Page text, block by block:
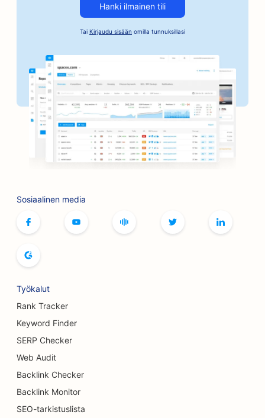
SEO autoteollisuuden yrityksille
SEO leipomoille
SEO parturi-kampaamoille
SEO pankeille
SEO kirjakaupoille
SEO for BBQ Joints
SEO lautapelikahviloille
SEO panimoille
SEO rintojen suurennuspalveluille
SEO hampurilaisautoille
SEO Kakkukaupoille
SEO autokauppiaille
Hanki ilmainen tili
Tai Kirjaudu sisään omilla tunnuksillasi
Sosiaalinen media
Työkalut
Rank Tracker
Keyword Finder
SERP Checker
Web Audit
Backlink Checker
Backlink Monitor
SEO-tarkistuslista